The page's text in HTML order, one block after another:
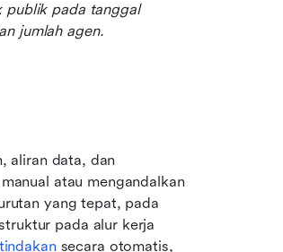
publik pada tanggal
jumlah agen.
atau mengandalkan
yang tepat, pada
pada alur kerja
secara otomatis,